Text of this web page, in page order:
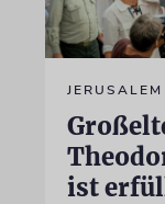
JERUSALEM
ist